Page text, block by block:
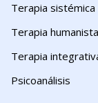
Terapia sistémica
Terapia humanista
Terapia
Psicoanálisis